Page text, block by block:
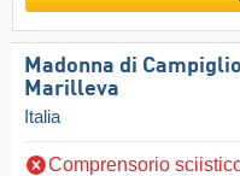
Madonna di
Marilleva
Italia
Comprensorio